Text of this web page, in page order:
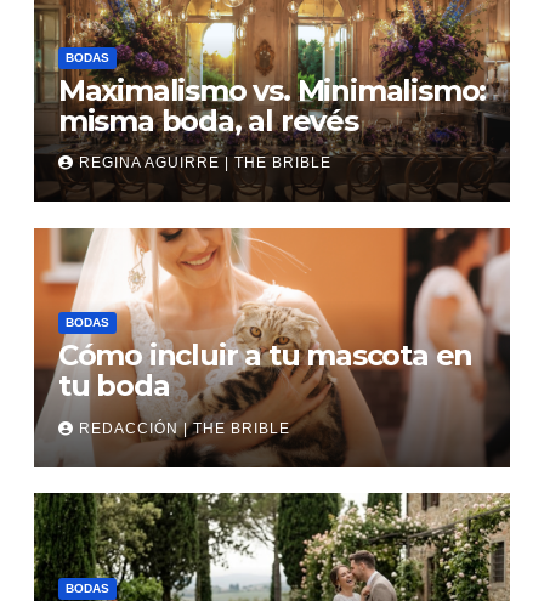
BODAS
Maximalismo vs. Minimalismo:
misma boda, al revés
REGINA AGUIRRE | THE BRIBLE
BODAS
Cómo incluir a tu mascota en
tu boda
REDACCIÓN | THE BRIBLE
BODAS